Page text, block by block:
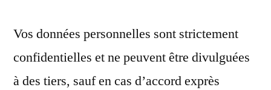
Vos données personnelles sont strictement
confidentielles et ne peuvent être divulguées
à des tiers, sauf en cas d’accord exprès